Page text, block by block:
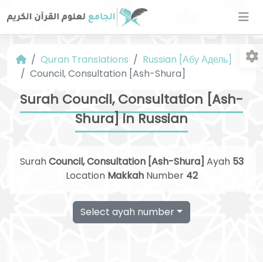
Quran Translations
Russian [Абу Адель]
Council, Consultation [Ash-Shura]
Surah Council, Consultation [Ash-
Shura] in Russian
SurahCouncil, Consultation [Ash-Shura] Ayah 53
Location MakkahNumber 42
Select ayah number